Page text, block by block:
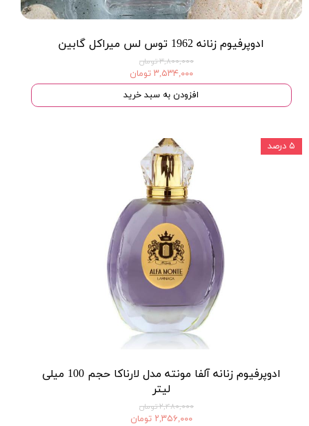
ادوپرفیوم زنانه 1962 توس لس میراکل گابین
۳,۸۰۰,۰۰۰ تومان
۳,۵۳۴,۰۰۰ تومان
افزودن به سبد خرید
ادوپرفیوم زنانه آلفا مونته مدل لارناکا حجم 100 میلی
لیتر
۲,۴۸۰,۰۰۰ تومان
۲,۳۵۶,۰۰۰ تومان
۵ درصد